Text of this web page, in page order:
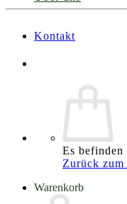
Kontakt
Es befinden
Zurück zum
Warenkorb